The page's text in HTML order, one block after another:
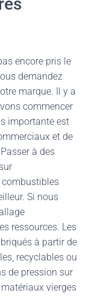
encore pris le
demandez
marque. Il y a
commencer
importante est
et de
à des
combustibles
Si nous
ressources. Les
à partir de
recyclables ou
de pression sur
vierges